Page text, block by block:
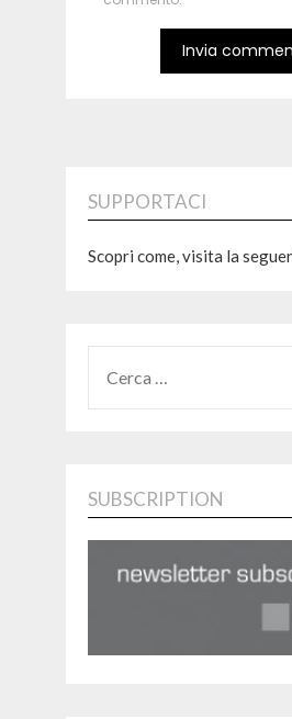
SUPPORTACI
Scopri come, visita la
PER:
SUBSCRIPTION